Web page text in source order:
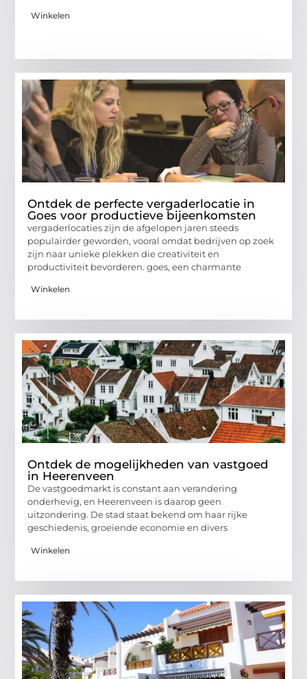
Winkelen
Ontdek de perfecte vergaderlocatie in
Goes voor productieve bijeenkomsten
vergaderlocaties zijn de afgelopen jaren steeds
populairder geworden, vooral omdat bedrijven op zoek
zijn naar unieke plekken die creativiteit en
productiviteit bevorderen. goes, een charmante
Winkelen
Ontdek de mogelijkheden van vastgoed
in Heerenveen
De vastgoedmarkt is constant aan verandering
onderhevig, en Heerenveen is daarop geen
uitzondering. De stad staat bekend om haar rijke
geschiedenis, groeiende economie en divers
Winkelen